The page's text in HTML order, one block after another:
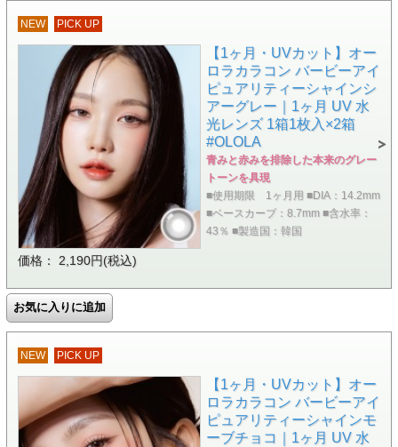
NEW PICK UP
【1ヶ月・UVカット】オー
ロラカラコン バービーアイ
ピュアリティーシャインシ
アーグレー｜1ヶ月 UV 水
光レンズ 1箱1枚入×2箱
#OLOLA
青みと赤みを排除した本来のグレー
トーンを具現
■使用期限 1ヶ月用 ■DIA：14.2mm
■ベースカーブ：8.7mm ■含水率：
43％ ■製造国：韓国
価格： 2,190円(税込)
NEW PICK UP
【1ヶ月・UVカット】オー
ロラカラコン バービーアイ
ピュアリティーシャインモ
ーブチョコ｜1ヶ月 UV 水